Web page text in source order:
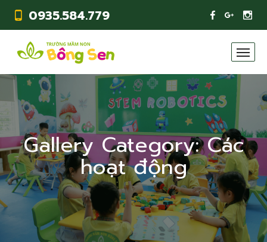
0935.584.779
Gallery Category:Các
hoạt động